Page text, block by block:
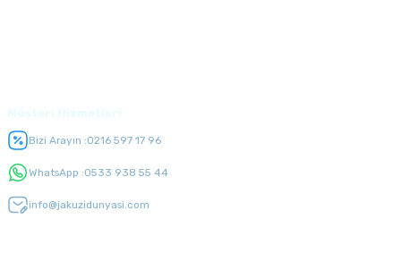
Bizi Arayın :0216 597 17 96
WhatsApp :0533 938 55 44
info@jakuzidunyasi.com